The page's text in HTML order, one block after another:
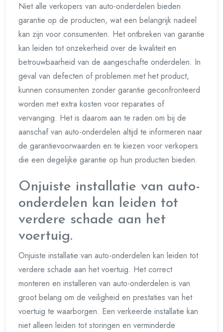
Niet alle verkopers van auto-onderdelen bieden
garantie op de producten, wat een belangrijk nadeel
kan zijn voor consumenten. Het ontbreken van garantie
kan leiden tot onzekerheid over de kwaliteit en
betrouwbaarheid van de aangeschafte onderdelen. In
geval van defecten of problemen met het product,
kunnen consumenten zonder garantie geconfronteerd
worden met extra kosten voor reparaties of
vervanging. Het is daarom aan te raden om bij de
aanschaf van auto-onderdelen altijd te informeren naar
de garantievoorwaarden en te kiezen voor verkopers
die een degelijke garantie op hun producten bieden.
Onjuiste installatie van auto-
onderdelen kan leiden tot
verdere schade aan het
voertuig.
Onjuiste installatie van auto-onderdelen kan leiden tot
verdere schade aan het voertuig. Het correct
monteren en installeren van auto-onderdelen is van
groot belang om de veiligheid en prestaties van het
voertuig te waarborgen. Een verkeerde installatie kan
niet alleen leiden tot storingen en verminderde